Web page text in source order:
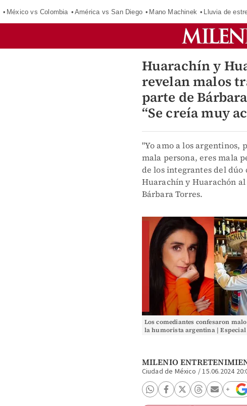
México vs Colombia América vs San Diego Mano Machinek Lluvia de
Huarachín y
revelan malos
parte de
“Se creía muy
"Yo amo a los argentinos,
mala persona, eres mala
de los integrantes del dúo
Huarachín y Huarachón
Bárbara Torres.
Los comediantes confesaron
la humorista argentina | Especial
MILENIO
Ciudad de México /15.06.2024